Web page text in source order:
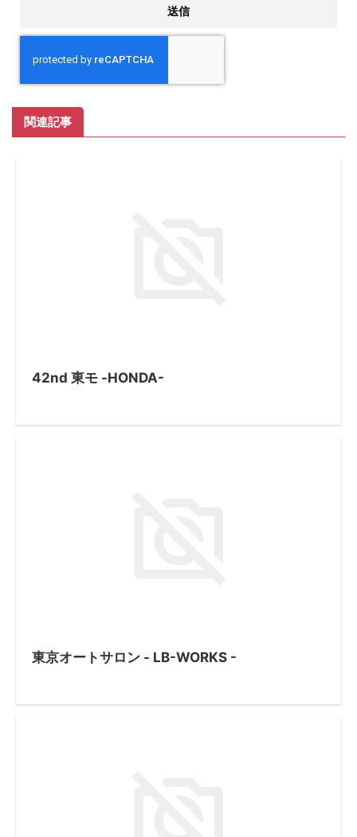
関連記事
42nd 東モ -HONDA-
東京オートサロン - LB-WORKS -